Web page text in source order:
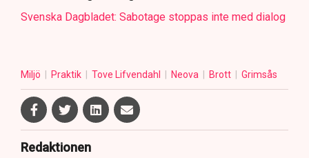
Svenska Dagbladet: Sabotage stoppas inte med dialog
Miljö Praktik Tove Lifvendahl Neova Brott Grimsås
Redaktionen